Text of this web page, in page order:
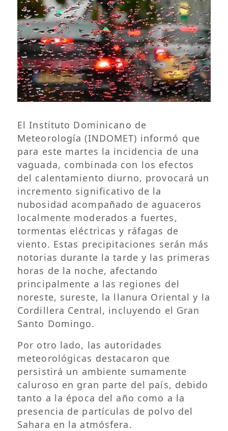
El Instituto Dominicano de
Meteorología (INDOMET) informó que
para este martes la incidencia de una
vaguada, combinada con los efectos
del calentamiento diurno, provocará un
incremento significativo de la
nubosidad acompañado de aguaceros
localmente moderados a fuertes,
tormentas eléctricas y ráfagas de
viento. Estas precipitaciones serán más
notorias durante la tarde y las primeras
horas de la noche, afectando
principalmente a las regiones del
noreste, sureste, la llanura Oriental y la
Cordillera Central, incluyendo el Gran
Santo Domingo.
Por otro lado, las autoridades
meteorológicas destacaron que
persistirá un ambiente sumamente
caluroso en gran parte del país, debido
tanto a la época del año como a la
presencia de partículas de polvo del
Sahara en la atmósfera.